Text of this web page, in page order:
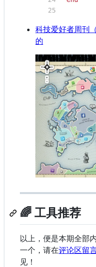
科技爱好者周刊
的
🌈 工具推荐
以上，便是本期全部
一个，请在评论区留
见！